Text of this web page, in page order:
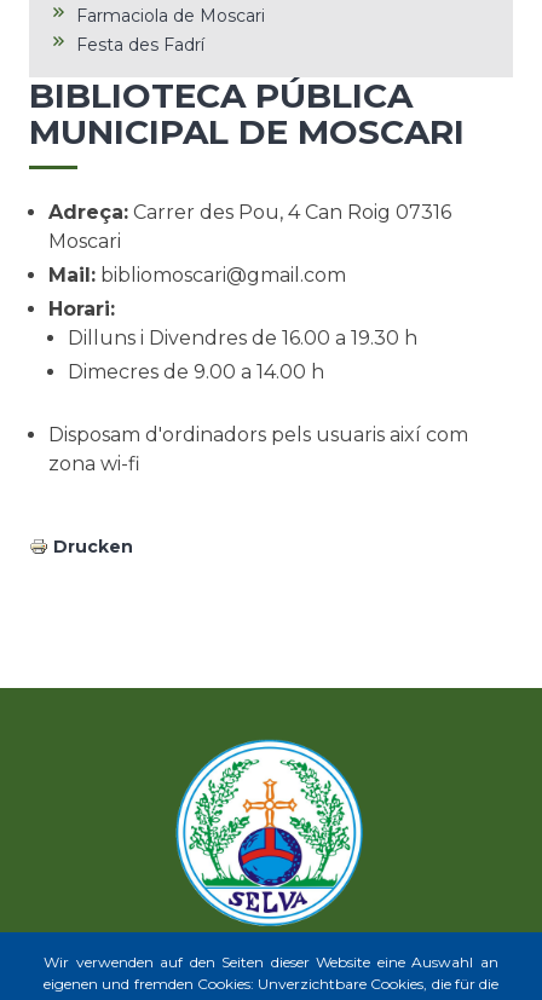
Farmaciola de Moscari
Festa des Fadrí
BIBLIOTECA PÚBLICA
MUNICIPAL DE MOSCARI
Adreça: Carrer des Pou, 4 Can Roig 07316
Moscari
Mail: bibliomoscari@gmail.com
Horari:
Dilluns i Divendres de 16.00 a 19.30 h
Dimecres de 9.00 a 14.00 h
Disposam d'ordinadors pels usuaris així com
zona wi-fi
Drucken
Wir verwenden auf den Seiten dieser Website eine Auswahl an
eigenen und fremden Cookies: Unverzichtbare Cookies, die für die